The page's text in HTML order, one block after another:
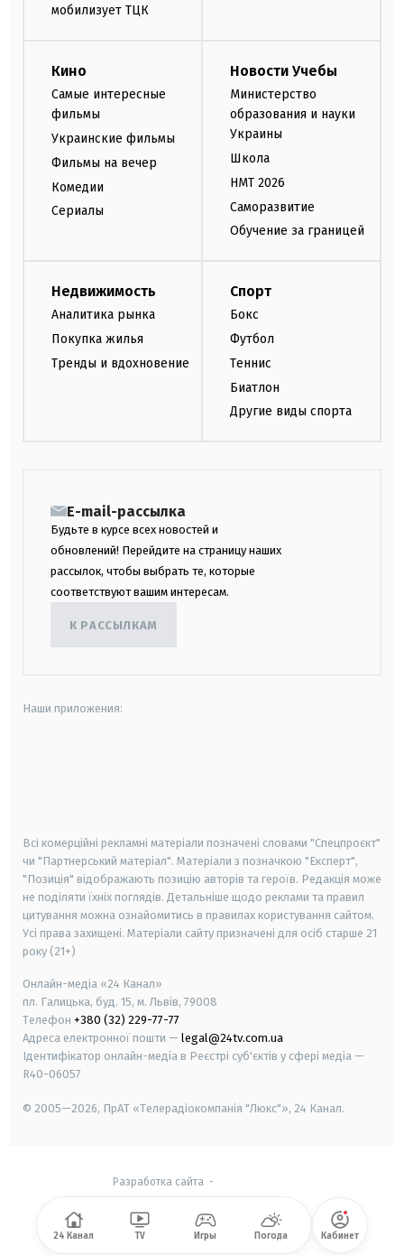
мобилизует ТЦК
Кино
Самые интересные
фильмы
Украинские фильмы
Фильмы на вечер
Комедии
Сериалы
Новости Учебы
Министерство
образования и науки
Украины
Школа
НМТ 2026
Саморазвитие
Обучение за границей
Недвижимость
Аналитика рынка
Покупка жилья
Тренды и вдохновение
Спорт
Бокс
Футбол
Теннис
Биатлон
Другие виды спорта
E-mail-рассылка
Будьте в курсе всех новостей и
обновлений! Перейдите на страницу наших
рассылок, чтобы выбрать те, которые
соответствуют вашим интересам.
К РАССЫЛКАМ
Наши приложения:
Всі комерційні рекламні матеріали позначені словами "Спецпроєкт"
чи "Партнерський матеріал". Матеріали з позначкою "Експерт",
"Позиція" відображають позицію авторів та героїв. Редакція може
не поділяти їхніх поглядів. Детальніше щодо реклами та правил
цитування можна ознайомитись в правилах користування сайтом.
Усі права захищені. Матеріали сайту призначені для осіб старше 21
року (21+)
Онлайн-медіа «24 Канал»
пл. Галицька, буд. 15, м. Львів, 79008
Телефон +380 (32) 229-77-77
Адреса електронної пошти — legal@24tv.com.ua
Ідентифікатор онлайн-медіа в Реєстрі суб'єктів у сфері медіа —
R40-06057
© 2005—2026, ПрАТ «Телерадіокомпанія "Люкс"», 24 Канал.
Разработка сайта -
24 Канал TV Игры Погода Кабинет